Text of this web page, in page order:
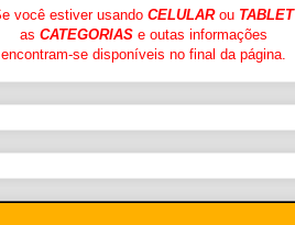
você estiver usando CELULARou TABLET
as CATEGORIASe outas informações
encontram-se disponíveis no final da página.